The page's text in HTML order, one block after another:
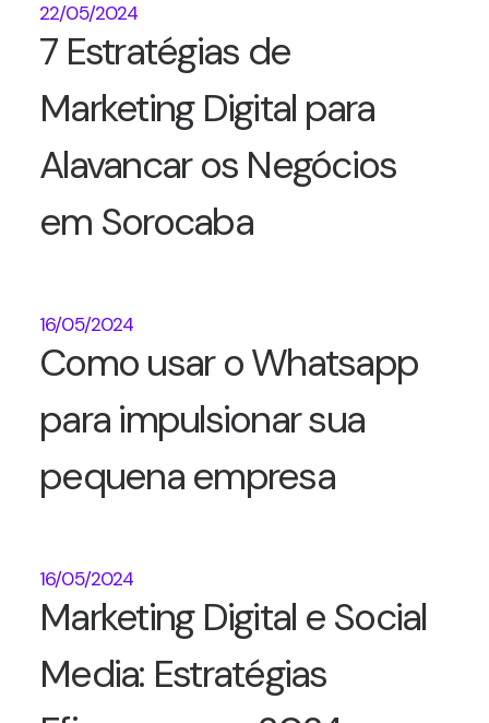
22/05/2024
7 Estratégias de
Marketing Digital para
Alavancar os Negócios
em Sorocaba
16/05/2024
Como usar o Whatsapp
para impulsionar sua
pequena empresa
16/05/2024
Marketing Digital e Social
Media: Estratégias